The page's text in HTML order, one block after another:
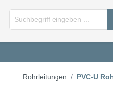
Rohrleitungen PVC-U